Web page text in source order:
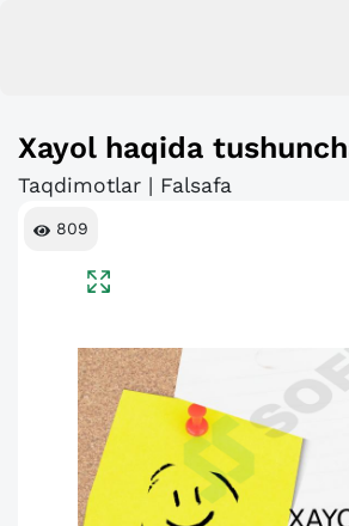
Xayol haqida
Taqdimotlar | Falsafa
809